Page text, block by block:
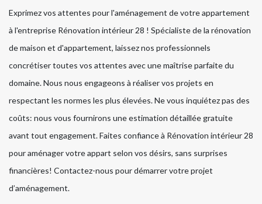
Exprimez vos attentes pour l'aménagement de votre appartement
à l'entreprise Rénovation intérieur 28 ! Spécialiste de la rénovation
de maison et d'appartement, laissez nos professionnels
concrétiser toutes vos attentes avec une maîtrise parfaite du
domaine. Nous nous engageons à réaliser vos projets en
respectant les normes les plus élevées. Ne vous inquiétez pas des
coûts: nous vous fournirons une estimation détaillée gratuite
avant tout engagement. Faites confiance à Rénovation intérieur 28
pour aménager votre appart selon vos désirs, sans surprises
financières! Contactez-nous pour démarrer votre projet
d’aménagement.